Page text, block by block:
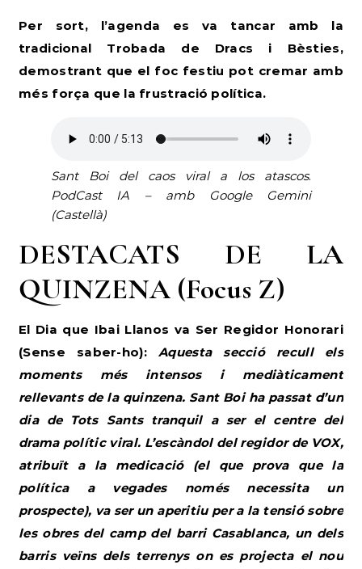
Per sort, l’agenda es va tancar amb la
tradicional Trobada de Dracs i Bèsties,
demostrant que el foc festiu pot cremar amb
més força que la frustració política.
Sant Boi del caos viral a los atascos.
PodCast IA – amb Google Gemini
(Castellà)
DESTACATS DE LA
QUINZENA (Focus Z)
El Dia que Ibai Llanos va Ser Regidor Honorari
(Sense saber-ho):
Aquesta secció recull els
moments més intensos i mediàticament
rellevants de la quinzena. Sant Boi ha passat d’un
dia de Tots Sants tranquil a ser el centre del
drama polític viral. L’escàndol del regidor de VOX,
atribuït a la medicació (el que prova que la
política a vegades només necessita un
prospecte), va ser un aperitiu per a la tensió sobre
les obres del camp del barri Casablanca, un dels
barris veïns dels terrenys on es projecta el nou